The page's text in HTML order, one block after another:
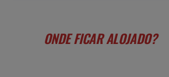
ONDE FICAR ALOJADO?